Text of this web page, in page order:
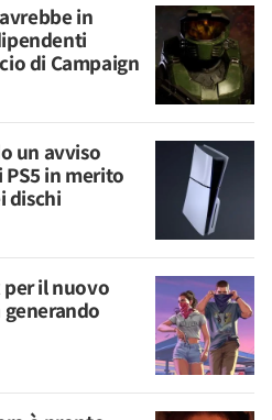
in
di Campaign
un avviso
in merito
dischi
per il nuovo
generando